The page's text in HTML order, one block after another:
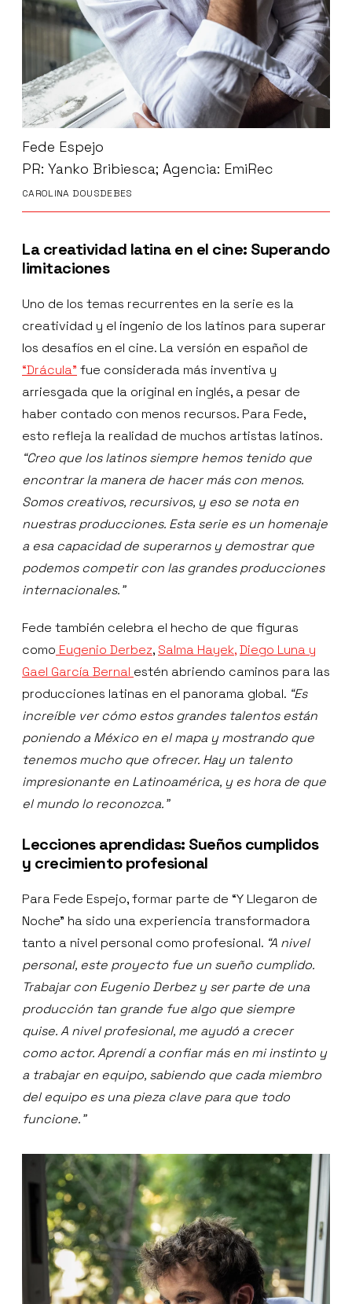
Fede Espejo
PR: Yanko Bribiesca; Agencia: EmiRec
CAROLINA DOUSDEBES
La creatividad latina en el cine: Superando
limitaciones
Uno de los temas recurrentes en la serie es la
creatividad y el ingenio de los latinos para superar
los desafíos en el cine. La versión en español de
“Drácula” fue considerada más inventiva y
arriesgada que la original en inglés, a pesar de
haber contado con menos recursos. Para Fede,
esto refleja la realidad de muchos artistas latinos.
“Creo que los latinos siempre hemos tenido que
encontrar la manera de hacer más con menos.
Somos creativos, recursivos, y eso se nota en
nuestras producciones. Esta serie es un homenaje
a esa capacidad de superarnos y demostrar que
podemos competir con las grandes producciones
internacionales.”
Fede también celebra el hecho de que figuras
como Eugenio Derbez, Salma Hayek,Diego Luna y
Gael García Bernal estén abriendo caminos para las
producciones latinas en el panorama global. “Es
increíble ver cómo estos grandes talentos están
poniendo a México en el mapa y mostrando que
tenemos mucho que ofrecer. Hay un talento
impresionante en Latinoamérica, y es hora de que
el mundo lo reconozca.”
Lecciones aprendidas: Sueños cumplidos
y crecimiento profesional
Para Fede Espejo, formar parte de “Y Llegaron de
Noche” ha sido una experiencia transformadora
tanto a nivel personal como profesional. “A nivel
personal, este proyecto fue un sueño cumplido.
Trabajar con Eugenio Derbez y ser parte de una
producción tan grande fue algo que siempre
quise. A nivel profesional, me ayudó a crecer
como actor. Aprendí a confiar más en mi instinto y
a trabajar en equipo, sabiendo que cada miembro
del equipo es una pieza clave para que todo
funcione.”